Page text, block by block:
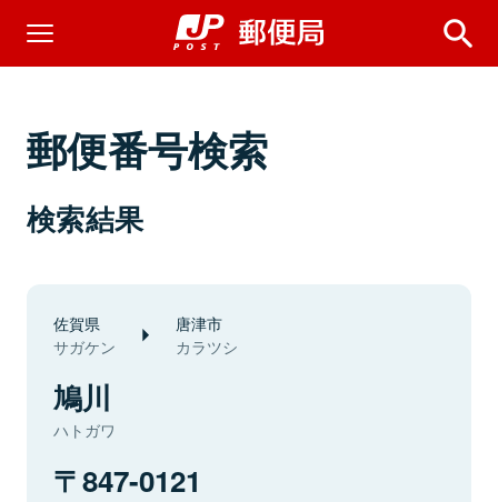
郵便番号検索
検索結果
佐賀県
サガケン
唐津市
カラツシ
鳩川
ハトガワ
847-0121